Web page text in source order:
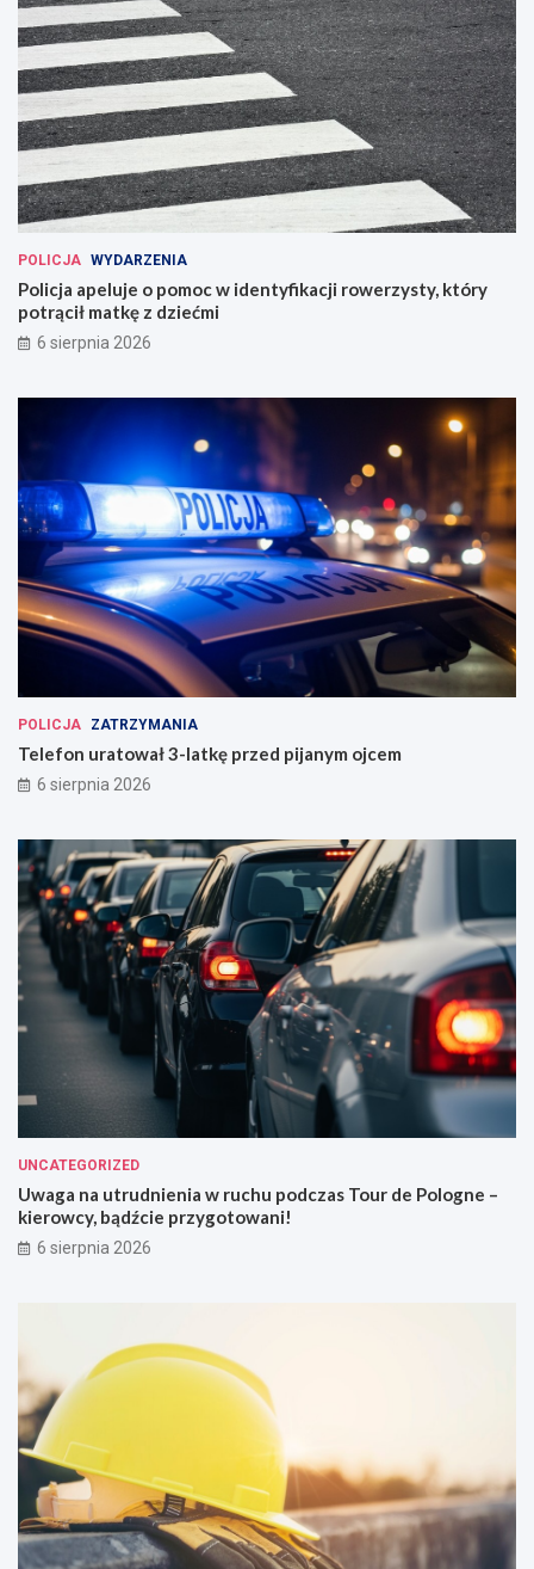
POLICJA WYDARZENIA
Policja apeluje o pomoc w identyfikacji rowerzysty, który
potrącił matkę z dziećmi
6 sierpnia 2026
POLICJA ZATRZYMANIA
Telefon uratował 3-latkę przed pijanym ojcem
6 sierpnia 2026
UNCATEGORIZED
Uwaga na utrudnienia w ruchu podczas Tour de Pologne –
kierowcy, bądźcie przygotowani!
6 sierpnia 2026